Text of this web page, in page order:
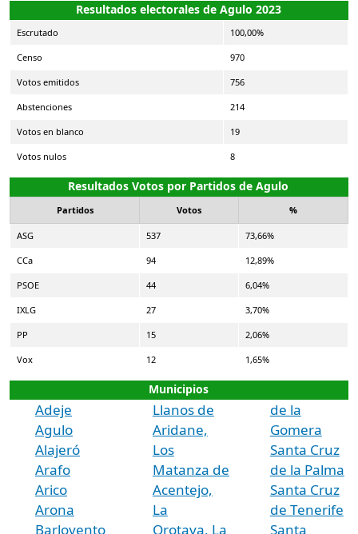
Resultados electorales de Agulo 2023
Escrutado 100,00%
Censo 970
Votos emitidos 756
Abstenciones 214
Votos en blanco 19
Votos nulos 8
Resultados Votos por Partidos de Agulo
Partidos Votos %
ASG 537 73,66%
CCa 94 12,89%
PSOE 44 6,04%
IXLG 27 3,70%
PP 15 2,06%
Vox 12 1,65%
Municipios
Adeje
Agulo
Alajeró
Arafo
Arico
Arona
Barlovento
Llanos de
Aridane,
Los
Matanza de
Acentejo,
La
Orotava, La
de la
Gomera
Santa Cruz
de la Palma
Santa Cruz
de Tenerife
Santa